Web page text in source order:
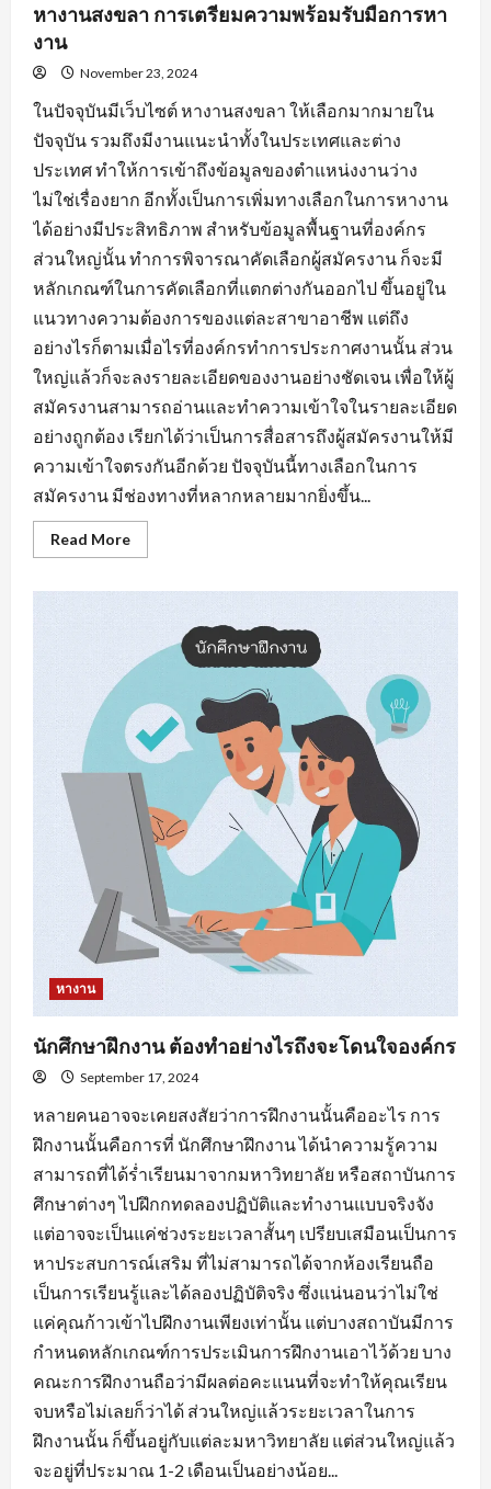
หางานสงขลา การเตรียมความพร้อมรับมือการหา
งาน
November 23, 2024
ในปัจจุบันมีเว็บไซต์ หางานสงขลา ให้เลือกมากมายใน
ปัจจุบัน รวมถึงมีงานแนะนำทั้งในประเทศและต่าง
ประเทศ ทำให้การเข้าถึงข้อมูลของตำแหน่งงานว่าง
ไม่ใช่เรื่องยาก อีกทั้งเป็นการเพิ่มทางเลือกในการหางาน
ได้อย่างมีประสิทธิภาพ สำหรับข้อมูลพื้นฐานที่องค์กร
ส่วนใหญ่นั้น ทำการพิจารณาคัดเลือกผู้สมัครงาน ก็จะมี
หลักเกณฑ์ในการคัดเลือกที่แตกต่างกันออกไป ขึ้นอยู่ใน
แนวทางความต้องการของแต่ละสาขาอาชีพ แต่ถึง
อย่างไรก็ตามเมื่อไรที่องค์กรทำการประกาศงานนั้น ส่วน
ใหญ่แล้วก็จะลงรายละเอียดของงานอย่างชัดเจน เพื่อให้ผู้
สมัครงานสามารถอ่านและทำความเข้าใจในรายละเอียด
อย่างถูกต้อง เรียกได้ว่าเป็นการสื่อสารถึงผู้สมัครงานให้มี
ความเข้าใจตรงกันอีกด้วย ปัจจุบันนี้ทางเลือกในการ
สมัครงาน มีช่องทางที่หลากหลายมากยิ่งขึ้น...
Read MoreRead
more
ยม
ความ
รับมือ
การ
หา
งาน
หางาน
นักศึกษาฝึกงาน ต้องทำอย่างไรถึงจะโดนใจองค์กร
September 17, 2024
หลายคนอาจจะเคยสงสัยว่าการฝึกงานนั้นคืออะไร การ
ฝึกงานนั้นคือการที่ นักศึกษาฝึกงาน ได้นำความรู้ความ
สามารถที่ได้ร่ำเรียนมาจากมหาวิทยาลัย หรือสถาบันการ
ศึกษาต่างๆ ไปฝึกกทดลองปฏิบัติและทำงานแบบจริงจัง
แต่อาจจะเป็นแค่ช่วงระยะเวลาสั้นๆ เปรียบเสมือนเป็นการ
หาประสบการณ์เสริม ที่ไม่สามารถได้จากห้องเรียนถือ
เป็นการเรียนรู้และได้ลองปฏิบัติจริง ซึ่งแน่นอนว่าไม่ใช่
แค่คุณก้าวเข้าไปฝึกงานเพียงเท่านั้น แต่บางสถาบันมีการ
กำหนดหลักเกณฑ์การประเมินการฝึกงานเอาไว้ด้วย บาง
คณะการฝึกงานถือว่ามีผลต่อคะแนนที่จะทำให้คุณเรียน
จบหรือไม่เลยก็ว่าได้ ส่วนใหญ่แล้วระยะเวลาในการ
ฝึกงานนั้น ก็ขึ้นอยู่กับแต่ละมหาวิทยาลัย แต่ส่วนใหญ่แล้ว
จะอยู่ที่ประมาณ 1-2 เดือนเป็นอย่างน้อย...